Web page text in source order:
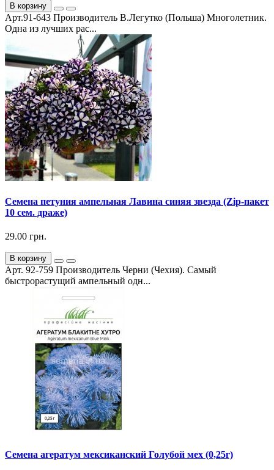
В корзину
Арт.91-643 Производитель В.Легутко (Польша) Многолетник.
Одна из лучших рас...
Семена петуния ампельная Лавина синяя звезда (Zip-пакет
10 сем. драже)
29.00 грн.
В корзину
Арт. 92-759 Производитель Черни (Чехия). Самый
быстрорастущий ампельный одн...
Семена агератум мексиканский Голубой мех (0,25г)